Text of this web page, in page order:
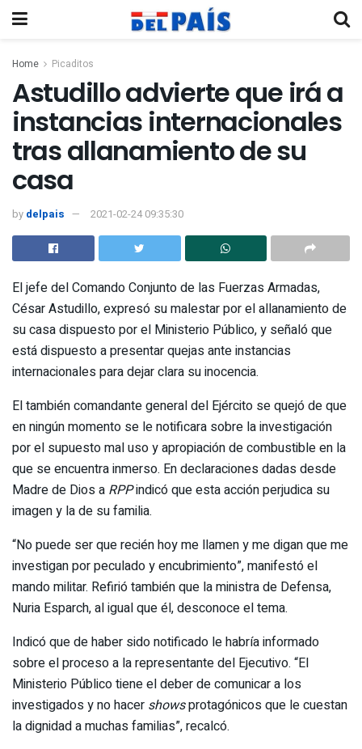
Home Picaditos
Astudillo advierte que irá a
instancias internacionales
tras allanamiento de su
casa
by delpais 2021-02-24 09:35:30
El jefe del Comando Conjunto de las Fuerzas Armadas,
César Astudillo, expresó su malestar por el allanamiento de
su casa dispuesto por el Ministerio Público, y señaló que
está dispuesto a presentar quejas ante instancias
internacionales para dejar clara su inocencia.
El también comandante general del Ejército se quejó de que
en ningún momento se le notificara sobre la investigación
por el supuesto mal uso y apropiación de combustible en la
que se encuentra inmerso. En declaraciones dadas desde
Madre de Dios a RPPindicó que esta acción perjudica su
imagen y la de su familia.
“No puede ser que recién hoy me llamen y me digan que me
investigan por peculado y encubrimiento”, manifestó el
mando militar. Refirió también que la ministra de Defensa,
Nuria Esparch, al igual que él, desconoce el tema.
Indicó que de haber sido notificado le habría informado
sobre el proceso a la representante del Ejecutivo. “El
Ministerio Público tiene el deber de comunicar a los
investigados y no hacer showsprotagónicos que le cuestan
la dignidad a muchas familias”, recalcó.